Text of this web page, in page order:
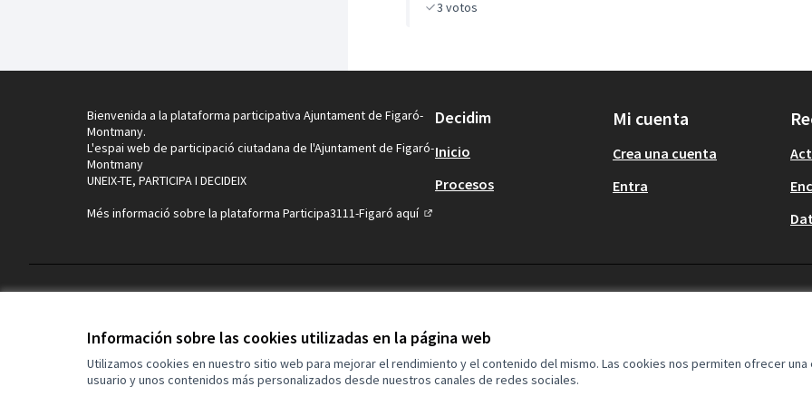
Información sobre las cookies utilizadas en la página web
Utilizamos cookies en nuestro sitio web para mejorar el rendimiento y el contenido del mismo. Las cookies nos permiten ofrecer una
usuario y unos contenidos más personalizados desde nuestros canales de redes sociales.
3 votos
Bienvenida a la plataforma participativa Ajuntament de Figaró-
Montmany.
L'espai web de participació ciutadana de l'Ajuntament de Figaró-
Montmany
UNEIX-TE, PARTICIPA I DECIDEIX
Més informació sobre la plataforma Participa3111-Figaró aquí
Decidim
Inicio
Procesos
Mi cuenta
Crea una cuenta
Entra
(Enlace externo)